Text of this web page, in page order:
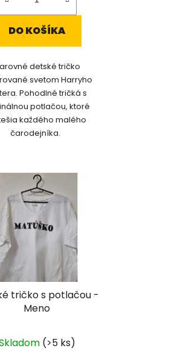
DO KOŠÍKA
detské tričko
svetom Harryho
Pohodlné tričká s
potlačou, ktoré
každého malého
čarodejníka.
tričko s potlačou -
Meno
(>5 ks)